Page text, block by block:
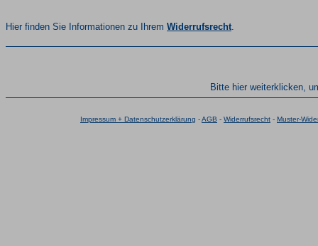
Hier finden Sie Informationen zu Ihrem Widerrufsrecht.
Bitte hier weiterklicken,
Impressum + Datenschutzerklärung -AGB - Widerrufsrecht - Muster-